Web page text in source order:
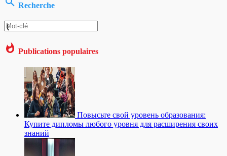
Recherche
Publications populaires
Повысьте свой уровень образования:
Купите дипломы любого уровня для расширения своих
знаний